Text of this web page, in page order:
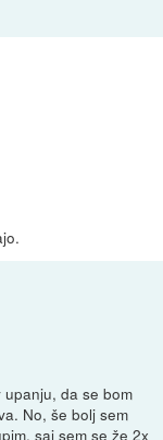
da se bom
No, še bolj sem
saj sem se že 2x